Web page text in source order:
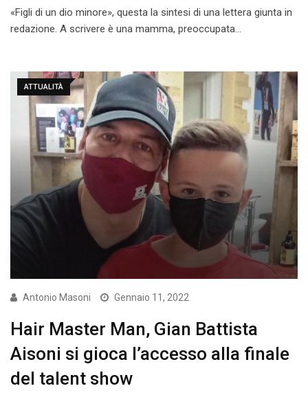
«Figli di un dio minore», questa la sintesi di una lettera giunta in
redazione. A scrivere è una mamma, preoccupata…
ATTUALITÀ
Antonio Masoni Gennaio 11, 2022
Hair Master Man, Gian Battista
Aisoni si gioca l’accesso alla finale
del talent show